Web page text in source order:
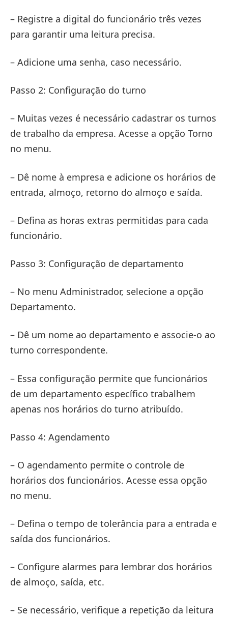
– Registre a digital do funcionário três vezes
para garantir uma leitura precisa.
– Adicione uma senha, caso necessário.
Passo 2: Configuração do turno
– Muitas vezes é necessário cadastrar os turnos
de trabalho da empresa. Acesse a opção Torno
no menu.
– Dê nome à empresa e adicione os horários de
entrada, almoço, retorno do almoço e saída.
– Defina as horas extras permitidas para cada
funcionário.
Passo 3: Configuração de departamento
– No menu Administrador, selecione a opção
Departamento.
– Dê um nome ao departamento e associe-o ao
turno correspondente.
– Essa configuração permite que funcionários
de um departamento específico trabalhem
apenas nos horários do turno atribuído.
Passo 4: Agendamento
– O agendamento permite o controle de
horários dos funcionários. Acesse essa opção
no menu.
– Defina o tempo de tolerância para a entrada e
saída dos funcionários.
– Configure alarmes para lembrar dos horários
de almoço, saída, etc.
– Se necessário, verifique a repetição da leitura